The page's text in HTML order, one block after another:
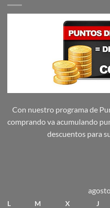
Con nuestro programa de
comprando va acumulando
descuentos para
L M X J